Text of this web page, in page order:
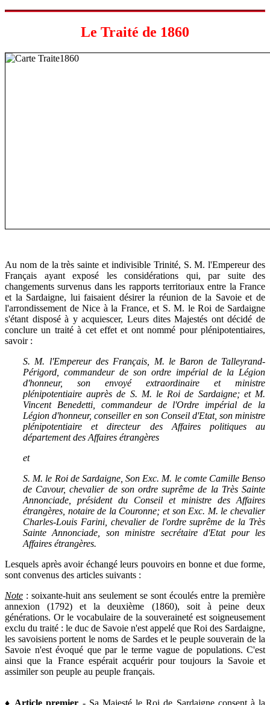
Le Traité de 1860
Au nom de la très sainte et indivisible Trinité, S. M. l'Empereur des
Français ayant exposé les considérations qui, par suite des
changements survenus dans les rapports territoriaux entre la France
et la Sardaigne, lui faisaient désirer la réunion de la Savoie et de
l'arrondissement de Nice à la France, et S. M. le Roi de Sardaigne
s'étant disposé à y acquiescer, Leurs dites Majestés ont décidé de
conclure un traité à cet effet et ont nommé pour plénipotentiaires,
savoir :
S. M. l'Empereur des Français, M. le Baron de Talleyrand-
Périgord, commandeur de son ordre impérial de la Légion
d'honneur, son envoyé extraordinaire et ministre
plénipotentiaire auprès de S. M. le Roi de Sardaigne; et M.
Vincent Benedetti, commandeur de l'Ordre impérial de la
Légion d'honneur, conseiller en son Conseil d'Etat, son ministre
plénipotentiaire et directeur des Affaires politiques au
département des Affaires étrangères
et
S. M. le Roi de Sardaigne, Son Exc. M. le comte Camille Benso
de Cavour, chevalier de son ordre suprême de la Très Sainte
Annonciade, président du Conseil et ministre des Affaires
étrangères, notaire de la Couronne; et son Exc. M. le chevalier
Charles-Louis Farini, chevalier de l'ordre suprême de la Très
Sainte Annonciade, son ministre secrétaire d'Etat pour les
Affaires étrangères.
Lesquels après avoir échangé leurs pouvoirs en bonne et due forme,
sont convenus des articles suivants :
Note : soixante-huit ans seulement se sont écoulés entre la première
annexion (1792) et la deuxième (1860), soit à peine deux
générations. Or le vocabulaire de la souveraineté est soigneusement
exclu du traité : le duc de Savoie n'est appelé que Roi des Sardaigne,
les savoisiens portent le noms de Sardes et le peuple souverain de la
Savoie n'est évoqué que par le terme vague de populations. C'est
ainsi que la France espérait acquérir pour toujours la Savoie et
assimiler son peuple au peuple français.
♦ Article premier - Sa Majesté le Roi de Sardaigne consent à la